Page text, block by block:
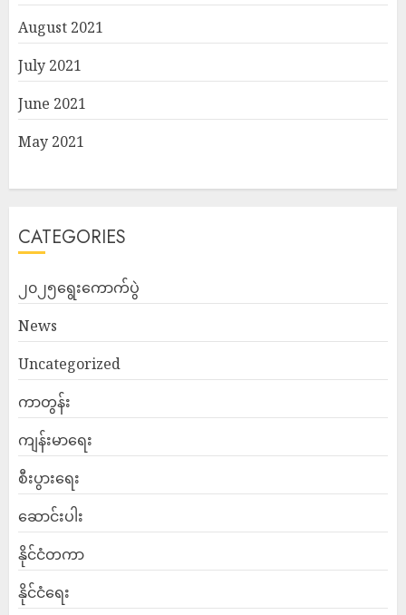
August 2021
July 2021
June 2021
May 2021
CATEGORIES
၂၀၂၅ရွေးကောက်ပွဲ
News
Uncategorized
ကာတွန်း
ကျန်းမာရေး
စီးပွားရေး
ဆောင်းပါး
နိုင်ငံတကာ
နိုင်ငံရေး